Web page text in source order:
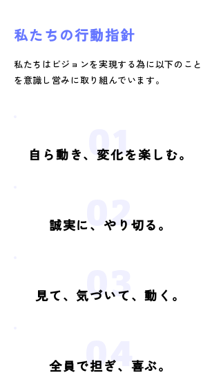
私たちの行動指針
私たちはビジョンを実現する為に以下のこと
を意識し営みに取り組んでいます。
01
自ら動き、変化を楽しむ。
02
誠実に、やり切る。
03
見て、気づいて、動く。
04
全員で担ぎ、喜ぶ。